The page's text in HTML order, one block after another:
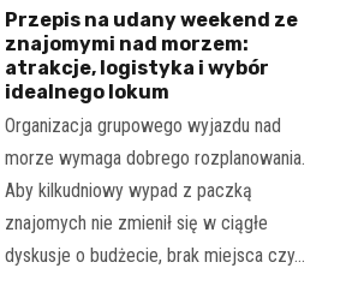
Przepis na udany weekend ze
znajomymi nad morzem:
atrakcje, logistyka i wybór
idealnego lokum
Organizacja grupowego wyjazdu nad
morze wymaga dobrego rozplanowania.
Aby kilkudniowy wypad z paczką
znajomych nie zmienił się w ciągłe
dyskusje o budżecie, brak miejsca czy…